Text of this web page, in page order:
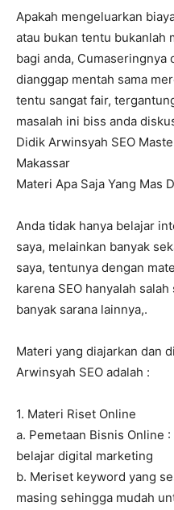
Apakah mengeluarkan
atau bukan tentu bukanlah
bagi anda, Cumaseringnya
dianggap mentah sama
tentu sangat fair,
masalah ini biss anda
Didik Arwinsyah SEO
Makassar
Materi Apa Saja Yang Mas
Anda tidak hanya belajar
saya, melainkan banyak
saya, tentunya dengan
karena SEO hanyalah
banyak sarana lainnya,.
Materi yang diajarkan dan
Arwinsyah SEO adalah :
1. Materi Riset Online
a. Pemetaan Bisnis Online
belajar digital marketing
b. Meriset keyword yang
masing sehingga mudah